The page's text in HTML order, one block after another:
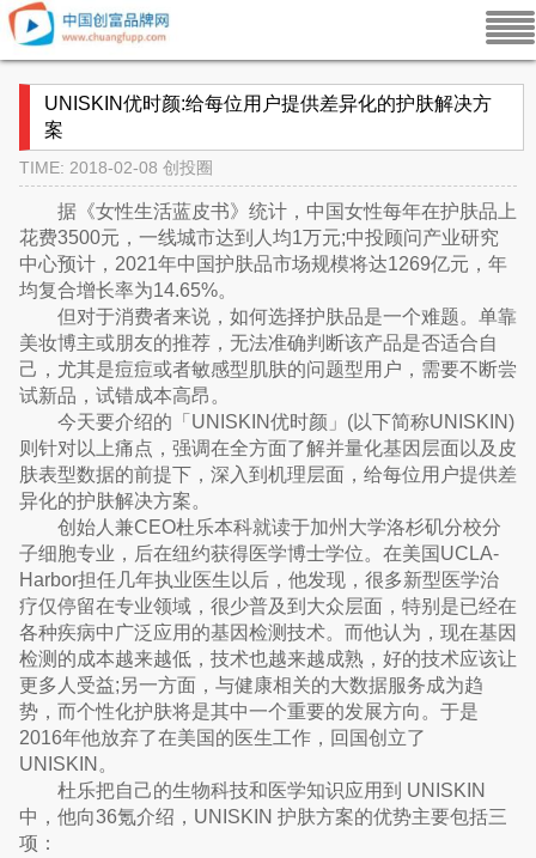
UNISKIN优时颜:给每位用户提供差异化的护肤解决方
案
TIME: 2018-02-08 创投圈
据《女性生活蓝皮书》统计，中国女性每年在护肤品上
花费3500元，一线城市达到人均1万元;中投顾问产业研究
中心预计，2021年中国护肤品市场规模将达1269亿元，年
均复合增长率为14.65%。
但对于消费者来说，如何选择护肤品是一个难题。单靠
美妆博主或朋友的推荐，无法准确判断该产品是否适合自
己，尤其是痘痘或者敏感型肌肤的问题型用户，需要不断尝
试新品，试错成本高昂。
今天要介绍的「UNISKIN优时颜」(以下简称UNISKIN)
则针对以上痛点，强调在全方面了解并量化基因层面以及皮
肤表型数据的前提下，深入到机理层面，给每位用户提供差
异化的护肤解决方案。
创始人兼CEO杜乐本科就读于加州大学洛杉矶分校分
子细胞专业，后在纽约获得医学博士学位。在美国UCLA-
Harbor担任几年执业医生以后，他发现，很多新型医学治
疗仅停留在专业领域，很少普及到大众层面，特别是已经在
各种疾病中广泛应用的基因检测技术。而他认为，现在基因
检测的成本越来越低，技术也越来越成熟，好的技术应该让
更多人受益;另一方面，与健康相关的大数据服务成为趋
势，而个性化护肤将是其中一个重要的发展方向。于是
2016年他放弃了在美国的医生工作，回国创立了
UNISKIN。
杜乐把自己的生物科技和医学知识应用到 UNISKIN
中，他向36氪介绍，UNISKIN 护肤方案的优势主要包括三
项：